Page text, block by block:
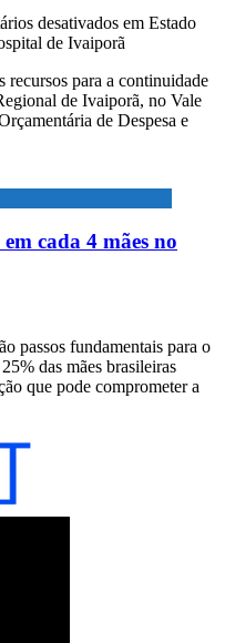
desativados em Estado
de Ivaiporã
recursos para a continuidade
de Ivaiporã, no Vale
de Despesa e
cada 4 mães no
passos fundamentais para o
das mães brasileiras
que pode comprometer a